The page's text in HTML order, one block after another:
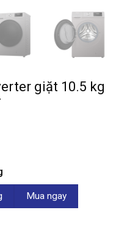
giặt 10.5 kg
kg - sấy 7 kg
Mua ngay